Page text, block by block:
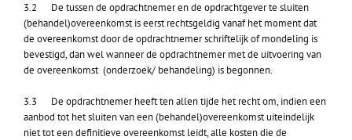
3.2 De tussen de opdrachtnemer en de opdrachtgever te sluiten
(behandel)overeenkomst is eerst rechtsgeldig vanaf het moment dat
de overeenkomst door de opdrachtnemer schriftelijk of mondeling is
bevestigd, dan wel wanneer de opdrachtnemer met de uitvoering van
de overeenkomst (onderzoek/ behandeling) is begonnen.
3.3 De opdrachtnemer heeft ten allen tijde het recht om, indien een
aanbod tot het sluiten van een (behandel)overeenkomst uiteindelijk
niet tot een definitieve overeenkomst leidt, alle kosten die de